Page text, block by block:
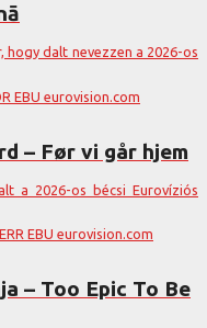
dalt nevezzen a 2026-os
– Før vi går hjem
a 2026-os bécsi Eurovíziós
– Too Epic To Be